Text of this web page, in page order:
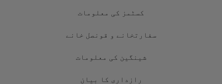
کسٹمز کی معلومات
سفارتخانے و قونصل خانے
شینگین کی معلومات
رازداری کا بیان